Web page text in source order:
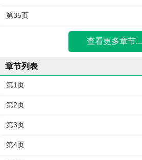
第35页
查看更多章节...
章节列表
第1页
第2页
第3页
第4页